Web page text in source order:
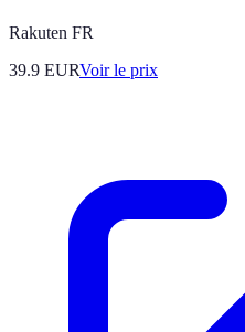
Rakuten FR
39.9 EURVoir le prix